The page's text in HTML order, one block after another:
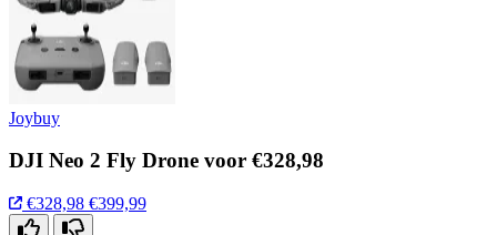
Joybuy
DJI Neo 2 Fly Drone voor €328,98
€328,98 €399,99